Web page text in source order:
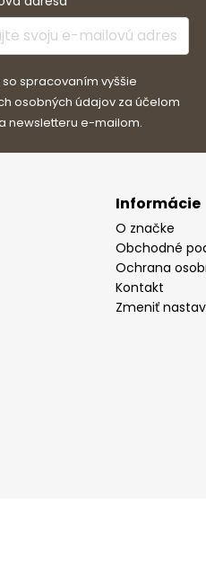
so spracovaním vyššie
osobných údajov za účelom
newsletteru e-mailom.
Informácie
O značke
Obchodné
Ochrana
Kontakt
Zmeniť